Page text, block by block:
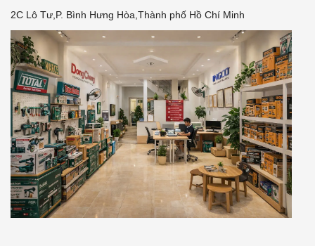
2C Lô Tư,P. Bình Hưng Hòa,Thành phố Hồ Chí Minh